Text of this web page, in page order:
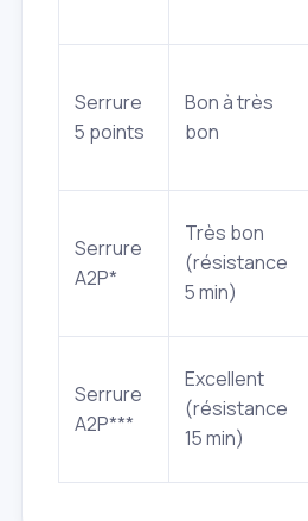
Serrure
5 points
Bon à très
bon
Serrure
A2P*
Très bon
(résistance
5 min)
Serrure
A2P***
Excellent
(résistance
15 min)